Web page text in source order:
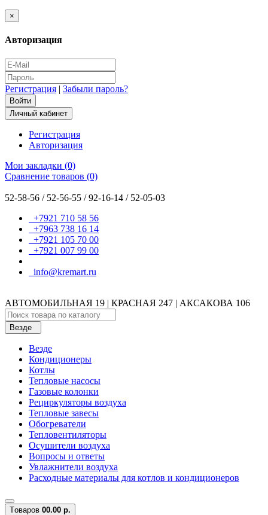
×
Авторизация
Регистрация | Забыли пароль?
Личный кабинет
Регистрация
Авторизация
Мои закладки (0)
Сравнение товаров (0)
52-58-56 / 52-56-55 / 92-16-14 / 52-05-03
+7921 710 58 56
+7963 738 16 14
+7921 105 70 00
+7921 007 99 00
info@kremart.ru
АВТОМОБИЛЬНАЯ 19 | КРАСНАЯ 247 | АКСАКОВА 106
Везде
Везде
Кондиционеры
Котлы
Тепловые насосы
Газовые колонки
Рециркуляторы воздуха
Тепловые завесы
Обогреватели
Тепловентиляторы
Осушители воздуха
Вопросы и ответы
Увлажнители воздуха
Расходные материалы для котлов и кондиционеров
Tоваров 00.00 р.